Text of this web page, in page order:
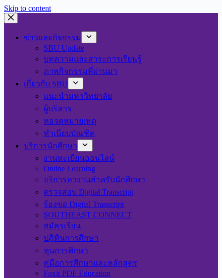
Skip to content
ข่าวและกิจกรรม
SBU Update
บทความและสาระการเรียนรู้
ภาพกิจกรรมที่ผ่านมา
เกี่ยวกับ SBU
แนะนำมหาวิทยาลัย
ผู้บริหาร
หอจดหมายเหตุ
ทำเนียบบัณฑิต
บริการนักศึกษา
งานทะเบียนออนไลน์
Online Learning
บริการหางานสำหรับนักศึกษา
ตรวจสอบ Digital Transcript
ร้องขอ Digital Transcript
SOUTHEAST CONNECT
สมัครเรียน
ปฎิทินการศึกษา
ทุนการศึกษา
คู่มือการศึกษาและหลักสูตร
Foxit PDF Education